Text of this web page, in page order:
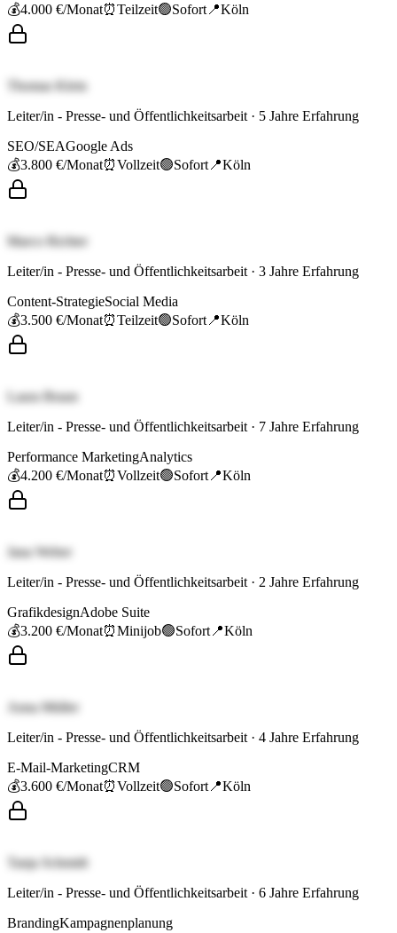
💰4.000 €/Monat⏰Teilzeit🟢Sofort 📍Köln
Thomas Klein
Leiter/in - Presse- und Öffentlichkeitsarbeit · 5 Jahre Erfahrung
SEO/SEAGoogle Ads
💰3.800 €/Monat⏰Vollzeit🟢Sofort 📍Köln
Marco Richter
Leiter/in - Presse- und Öffentlichkeitsarbeit · 3 Jahre Erfahrung
Content-StrategieSocial Media
💰3.500 €/Monat⏰Teilzeit🟢Sofort 📍Köln
Laura Braun
Leiter/in - Presse- und Öffentlichkeitsarbeit · 7 Jahre Erfahrung
Performance MarketingAnalytics
💰4.200 €/Monat⏰Vollzeit🟢Sofort 📍Köln
Jana Weber
Leiter/in - Presse- und Öffentlichkeitsarbeit · 2 Jahre Erfahrung
GrafikdesignAdobe Suite
💰3.200 €/Monat⏰Minijob🟢Sofort 📍Köln
Anna Müller
Leiter/in - Presse- und Öffentlichkeitsarbeit · 4 Jahre Erfahrung
E-Mail-MarketingCRM
💰3.600 €/Monat⏰Vollzeit🟢Sofort 📍Köln
Tanja Schmidt
Leiter/in - Presse- und Öffentlichkeitsarbeit · 6 Jahre Erfahrung
BrandingKampagnenplanung